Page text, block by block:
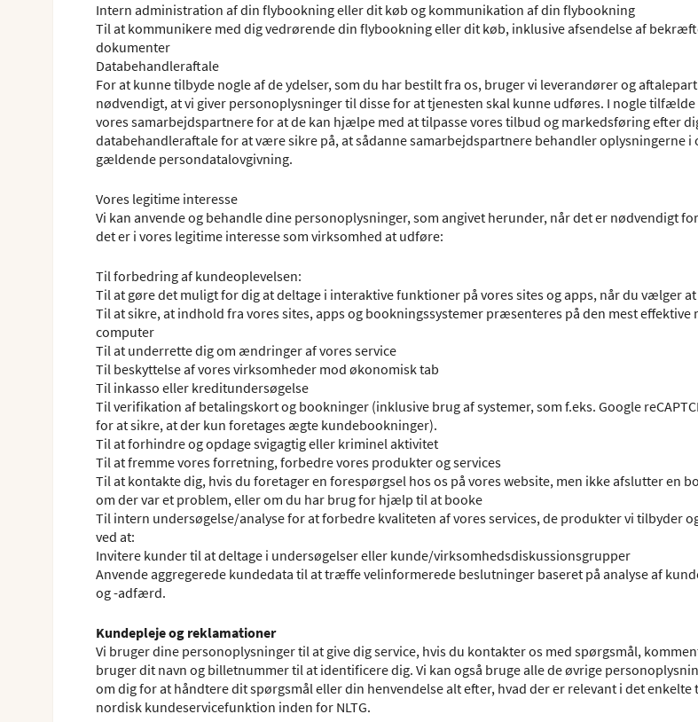
Intern administration af din flybookning eller dit køb og kommunikation af din flybookning
Til at kommunikere med dig vedrørende din flybookning eller dit køb, inklusive afsendelse af
dokumenter
Databehandleraftale
For at kunne tilbyde nogle af de ydelser, som du har bestilt fra os, bruger vi leverandører og
nødvendigt, at vi giver personoplysninger til disse for at tjenesten skal kunne udføres. I nogle
vores samarbejdspartnere for at de kan hjælpe med at tilpasse vores tilbud og markedsføring efter
databehandleraftale for at være sikre på, at sådanne samarbejdspartnere behandler oplysningerne i
gældende persondatalovgivning.
Vores legitime interesse
Vi kan anvende og behandle dine personoplysninger, som angivet herunder, når det er nødvendigt
det er i vores legitime interesse som virksomhed at udføre:
Til forbedring af kundeoplevelsen:
Til at gøre det muligt for dig at deltage i interaktive funktioner på vores sites og apps, når du vælger
Til at sikre, at indhold fra vores sites, apps og bookningssystemer præsenteres på den mest effektive
computer
Til at underrette dig om ændringer af vores service
Til beskyttelse af vores virksomheder mod økonomisk tab
Til inkasso eller kreditundersøgelse
Til verifikation af betalingskort og bookninger (inklusive brug af systemer, som f.eks. Google
for at sikre, at der kun foretages ægte kundebookninger).
Til at forhindre og opdage svigagtig eller kriminel aktivitet
Til at fremme vores forretning, forbedre vores produkter og services
Til at kontakte dig, hvis du foretager en forespørgsel hos os på vores website, men ikke afslutter en
om der var et problem, eller om du har brug for hjælp til at booke
Til intern undersøgelse/analyse for at forbedre kvaliteten af vores services, de produkter vi tilbyder
ved at:
Invitere kunder til at deltage i undersøgelser eller kunde/virksomhedsdiskussionsgrupper
Anvende aggregerede kundedata til at træffe velinformerede beslutninger baseret på analyse af
og -adfærd.
Kundepleje og reklamationer
Vi bruger dine personoplysninger til at give dig service, hvis du kontakter os med spørgsmål,
bruger dit navn og billetnummer til at identificere dig. Vi kan også bruge alle de øvrige
om dig for at håndtere dit spørgsmål eller din henvendelse alt efter, hvad der er relevant i det
nordisk kundeservicefunktion inden for NLTG.